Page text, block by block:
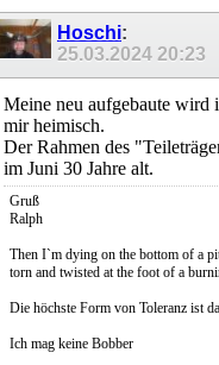
Hoschi:
25.03.2024 20:23
Meine neu aufgebaute wird
mir heimisch.
Der Rahmen des
im Juni 30 Jahre alt.
Gruß
Ralph
Then I`m dying on the bottom of a
torn and twisted at the foot of a
Die höchste Form von Toleranz ist
Ich mag keine Bobber